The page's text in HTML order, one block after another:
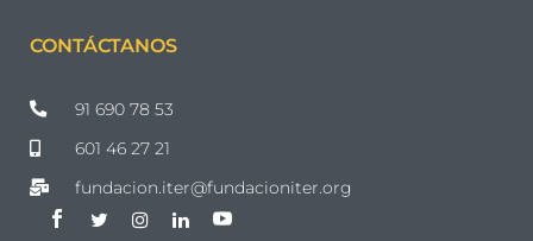
CONTÁCTANOS
91 690 78 53
601 46 27 21
fundacion.iter@fundacioniter.org